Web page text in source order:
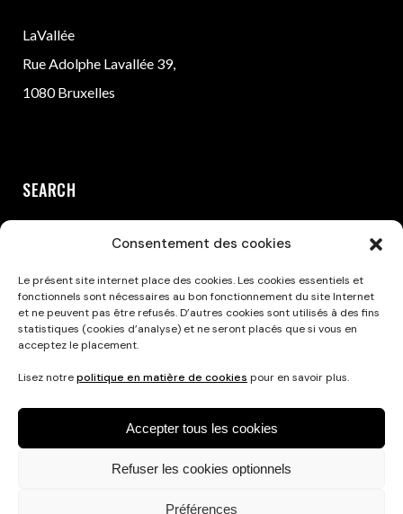
Consentement des cookies
Le présent site internet place des cookies. Les cookies essentiels et
fonctionnels sont nécessaires au bon fonctionnement du site Internet
et ne peuvent pas être refusés. D’autres cookies sont utilisés à des fins
statistiques (cookies d’analyse) et ne seront placés que si vous en
acceptez le placement.
Lisez notrepolitique en matière de cookies pour en savoir plus.
Accepter tous les cookies
Refuser les cookies optionnels
Préférences
LaVallée
Rue Adolphe Lavallée 39,
1080 Bruxelles
SEARCH